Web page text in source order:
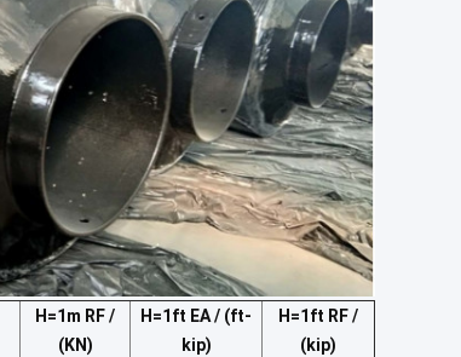
H=1m RF /
(KN)
H=1ft EA / (ft-
kip)
H=1ft RF /
(kip)